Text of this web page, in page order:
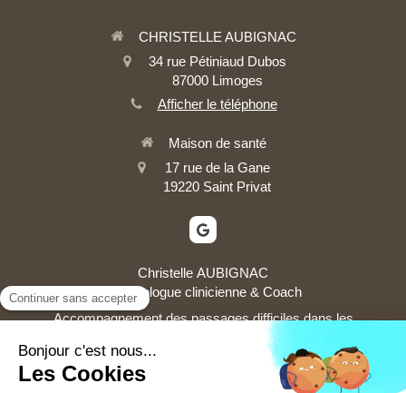
CHRISTELLE AUBIGNAC
34 rue Pétiniaud Dubos
87000 Limoges
Afficher le téléphone
Maison de santé
17 rue de la Gane
19220 Saint Privat
Christelle AUBIGNAC
Psychologue clinicienne & Coach
Accompagnement des passages difficiles dans les
parcours de vie et de travail